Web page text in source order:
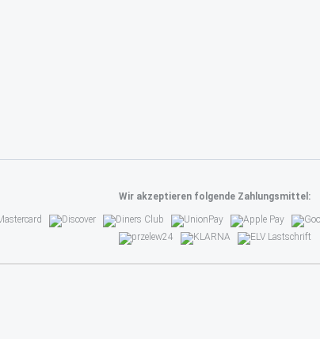
Wir akzeptieren folgende Zahlungsmittel: